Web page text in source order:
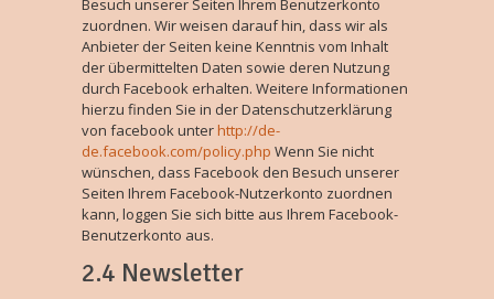
zuordnen. Wir weisen darauf hin, dass wir als
Anbieter der Seiten keine Kenntnis vom Inhalt
der übermittelten Daten sowie deren Nutzung
durch Facebook erhalten. Weitere Informationen
hierzu finden Sie in der Datenschutzerklärung
von facebook unterhttp://de-
de.facebook.com/policy.php Wenn Sie nicht
wünschen, dass Facebook den Besuch unserer
Seiten Ihrem Facebook-Nutzerkonto zuordnen
kann, loggen Sie sich bitte aus Ihrem Facebook-
Benutzerkonto aus.
2.4 Newsletter